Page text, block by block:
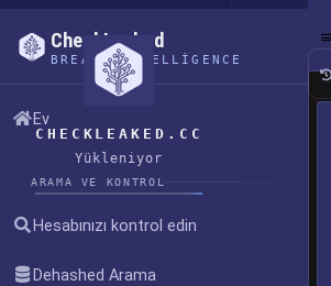
CHECKLEAKED.CC
Yükleniyor
CheckLeaked
BREACH INTELLIGENCE
Ev
ARAMA VE KONTROL
Hesabınızı kontrol edin
Dehashed Arama